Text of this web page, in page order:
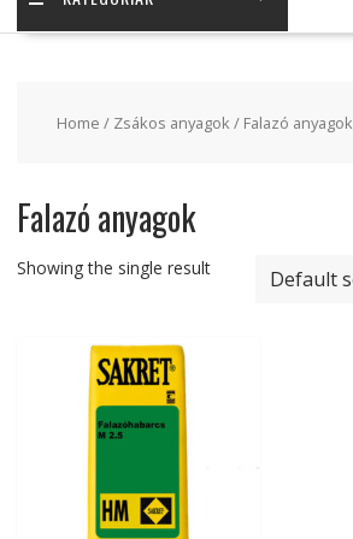
Home / Zsákos anyagok / Falazó anyagok
Falazó anyagok
Showing the single result